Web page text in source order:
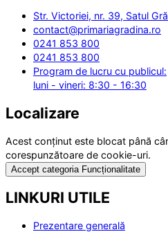
Str. Victoriei, nr. 39, Satul
contact@primariagradina.ro
0241 853 800
0241 853 800
Program de lucru cu publicul:
luni - vineri: 8:30 - 16:30
Localizare
Acest conținut este blocat până
corespunzătoare de cookie-uri.
Accept categoria Funcționalitate
LINKURI UTILE
Prezentare generală